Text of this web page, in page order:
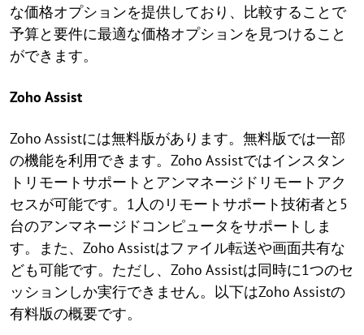
な価格オプションを提供しており、比較することで
予算と要件に最適な価格オプションを見つけること
ができます。
Zoho Assist
Zoho Assistには無料版があります。無料版では一部
の機能を利用できます。Zoho Assistではインスタン
トリモートサポートとアンマネージドリモートアク
セスが可能です。1人のリモートサポート技術者と5
台のアンマネージドコンピュータをサポートしま
す。また、Zoho Assistはファイル転送や画面共有な
ども可能です。ただし、Zoho Assistは同時に1つのセ
ッションしか実行できません。以下はZoho Assistの
有料版の概要です。